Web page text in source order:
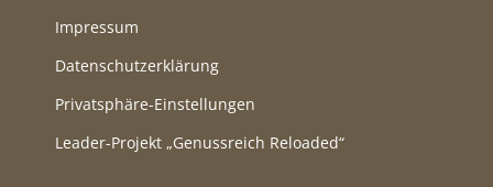
Impressum
Datenschutzerklärung
Privatsphäre-Einstellungen
Leader-Projekt „Genussreich Reloaded“